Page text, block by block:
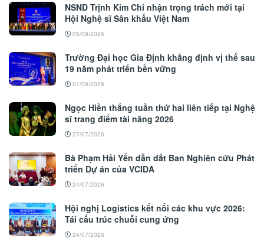
NSND Trịnh Kim Chi nhận trọng trách mới tại
Hội Nghệ sĩ Sân khấu Việt Nam
05/08/2026
Trường Đại học Gia Định khẳng định vị thế sau
19 năm phát triển bền vững
01/08/2026
Ngọc Hiền thắng tuần thứ hai liên tiếp tại Nghệ
sĩ trang điểm tài năng 2026
27/07/2026
Bà Phạm Hải Yến dẫn dắt Ban Nghiên cứu Phát
triển Dự án của VCIDA
24/07/2026
Hội nghị Logistics kết nối các khu vực 2026:
Tái cấu trúc chuỗi cung ứng
24/07/2026